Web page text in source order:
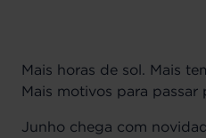
Mais horas de sol. Mais
Mais motivos para passar
Junho chega com